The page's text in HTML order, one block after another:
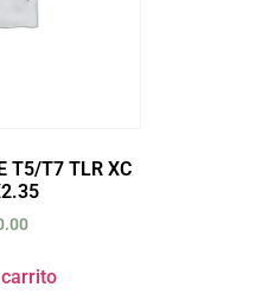
T5/T7 TLR XC